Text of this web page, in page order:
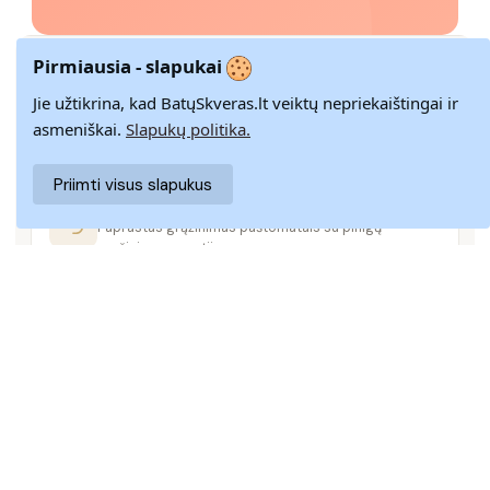
GREITAS PRISTATYMAS
Pristatome visoje Lietuvoje per 3–9 d. d.
14 DIENŲ GRĄŽINIMAS
Paprastas grąžinimas paštomatais su pinigų
grąžinimo garantija
Pirmiausia - slapukai
Jie užtikrina, kad BatųSkveras.lt veiktų nepriekaištingai ir
asmeniškai. Slapukų politika.
Priimti visus slapukus